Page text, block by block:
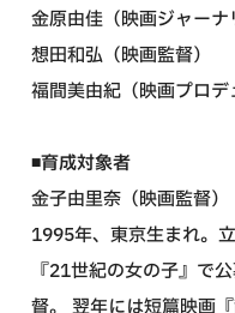
金原由佳（映画ジャーナ
想田和弘（映画監督）
福間美由紀（映画プロデ
◾️育成対象者
金子由里奈（映画監督）
1995年、東京生まれ。
『21世紀の女の子』で
督。 翌年には短篇映画